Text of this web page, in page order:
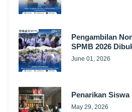
Pengambilan
SPMB 2026
June 01, 2026
Penarikan
May 29, 2026